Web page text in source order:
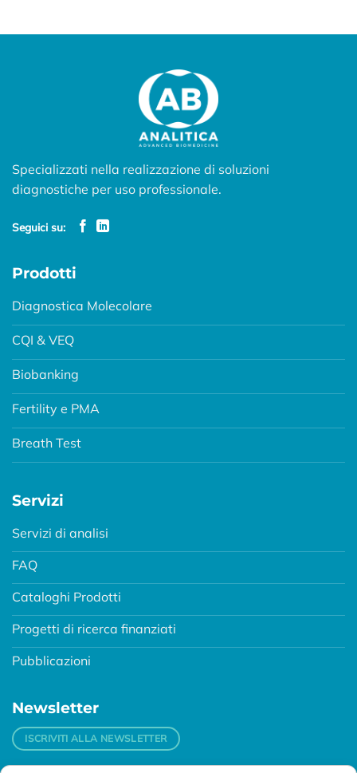
Specializzati nella realizzazione di soluzioni
diagnostiche per uso professionale.
Seguici su:
Prodotti
Diagnostica Molecolare
CQI & VEQ
Biobanking
Fertility e PMA
Breath Test
Servizi
Servizi di analisi
FAQ
Cataloghi Prodotti
Progetti di ricerca finanziati
Pubblicazioni
Newsletter
ISCRIVITI ALLA NEWSLETTER